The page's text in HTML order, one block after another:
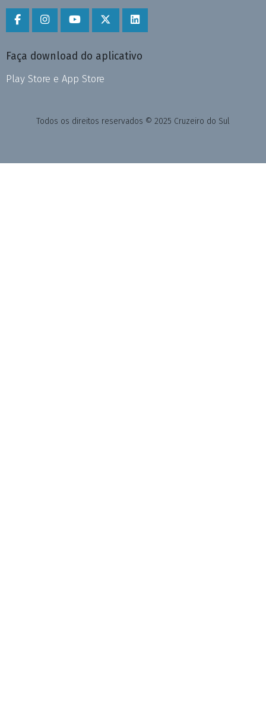
Faça download do aplicativo
Play Store e App Store
Todos os direitos reservados © 2025 Cruzeiro do Sul